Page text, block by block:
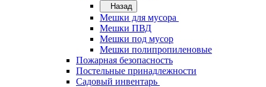
Назад
Мешки для мусора
Мешки ПВД
Мешки под мусор
Мешки полипропиленовые
Пожарная безопасность
Постельные принадлежности
Садовый инвентарь